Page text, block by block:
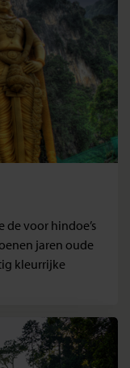
voor hindoe’s
jaren oude
kleurrijke